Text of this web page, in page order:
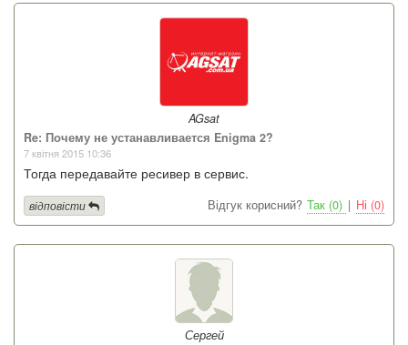
AGsat
Re: Почему не устанавливается Enigma 2?
7 квітня 2015 10:36
Тогда передавайте ресивер в сервис.
Відгук корисний? Так (0) | Ні (0)
відповісти
Сергей